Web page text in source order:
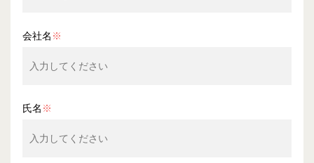
会社名 ※
氏名 ※